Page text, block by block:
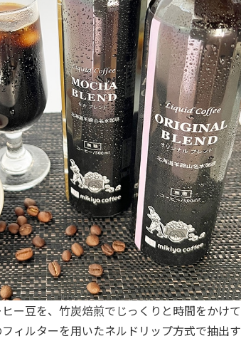
ー豆を、竹炭焙煎でじっくりと時間をかけて
ィルターを用いたネルドリップ方式で抽出す